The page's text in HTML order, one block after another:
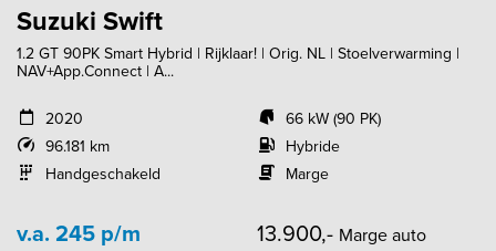
Suzuki Swift
1.2 GT 90PK Smart Hybrid | Rijklaar! | Orig. NL | Stoelverwarming |
NAV+App.Connect | A...
2020
96.181 km
Handgeschakeld
66 kW (90 PK)
Hybride
Marge
v.a. 245 p/m 13.900,- Marge auto